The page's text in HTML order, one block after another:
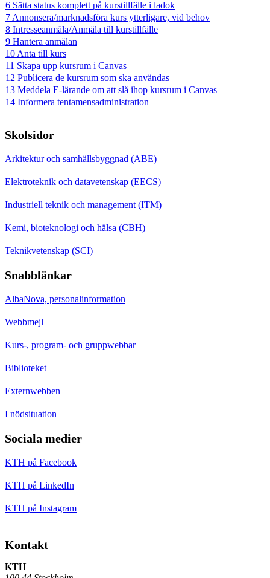
6 Sätta status komplett på kurstillfälle i ladok
7 Annonsera/marknadsföra kurs ytterligare, vid behov
8 Intresseanmäla/Anmäla till kurstillfälle
9 Hantera anmälan
10 Anta till kurs
11 Skapa upp kursrum i Canvas
12 Publicera de kursrum som ska användas
13 Meddela E-lärande om att slå ihop kursrum i Canvas
14 Informera tentamensadministration
Skolsidor
Arkitektur och samhällsbyggnad (ABE)
Elektroteknik och datavetenskap (EECS)
Industriell teknik och management (ITM)
Kemi, bioteknologi och hälsa (CBH)
Teknikvetenskap (SCI)
Snabblänkar
AlbaNova, personalinformation
Webbmejl
Kurs-, program- och gruppwebbar
Biblioteket
Externwebben
I nödsituation
Sociala medier
KTH på Facebook
KTH på LinkedIn
KTH på Instagram
Kontakt
KTH